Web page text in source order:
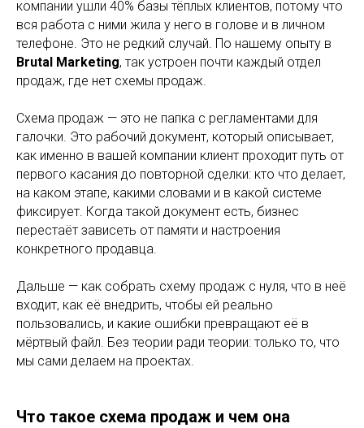
компании ушли 40% базы тёплых клиентов, потому что
вся работа с ними жила у него в голове и в личном
телефоне. Это не редкий случай. По нашему опыту в
Brutal Marketing, так устроен почти каждый отдел
продаж, где нет схемы продаж.
Схема продаж — это не папка с регламентами для
галочки. Это рабочий документ, который описывает,
как именно в вашей компании клиент проходит путь от
первого касания до повторной сделки: кто что делает,
на каком этапе, какими словами и в какой системе
фиксирует. Когда такой документ есть, бизнес
перестаёт зависеть от памяти и настроения
конкретного продавца.
Дальше — как собрать схему продаж с нуля, что в неё
входит, как её внедрить, чтобы ей реально
пользовались, и какие ошибки превращают её в
мёртвый файл. Без теории ради теории: только то, что
мы сами делаем на проектах.
Что такое схема продаж и чем она